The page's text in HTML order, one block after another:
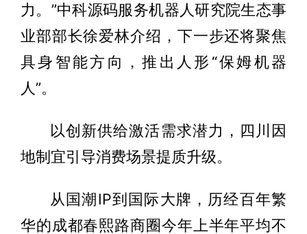
力。”中科源码服务机器人研究院生态事
业部部长徐爱林介绍，下一步还将聚焦
具身智能方向，推出人形“保姆机器
人”。
以创新供给激活需求潜力，四川因
地制宜引导消费场景提质升级。
从国潮IP到国际大牌，历经百年繁
华的成都春熙路商圈今年上半年平均不